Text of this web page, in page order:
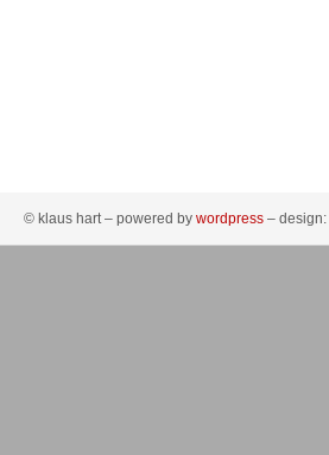
© klaus hart – powered by wordpress – design: